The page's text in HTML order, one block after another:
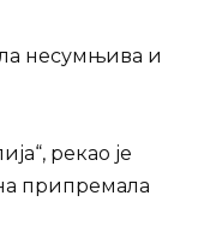
несумњива и
рекао је
припремала